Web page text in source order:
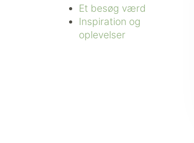
Et besøg værd
Inspiration og
oplevelser